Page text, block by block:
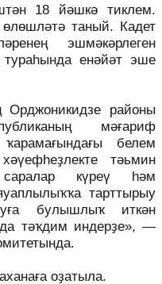
18 йәшкә тиклем.
өлөшләтә таный. Кадет
эшмәкәрлеген
енәйәт эше
районы
мәғариф
белем
тәьмин
күреү һәм
тарттырыу
булышлыҡ иткән
тәҡдим индерҙе», —
оҙатыла.